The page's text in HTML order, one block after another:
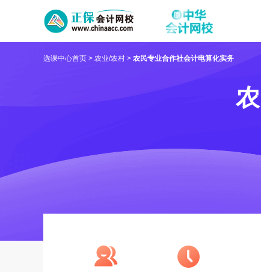
选课中心首页 > 农业/农村 > 农民专业合作社会计电算化实务